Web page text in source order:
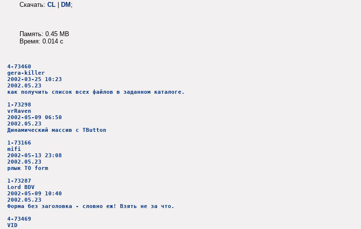
Скачать: CL | DM;
Память: 0.45 MB
Время: 0.014 c
4-73460
gera-killer
2002-03-25 10:23
2002.05.23
как получить список всех файлов в заданном каталоге.
1-73298
vrRaven
2002-05-09 06:50
2002.05.23
Динамический массив с TButton
1-73166
mifi
2002-05-13 23:08
2002.05.23
рлык TO form
1-73287
Lord BDV
2002-05-09 10:40
2002.05.23
Форма без заголовка - словно еж! Взять не за что.
4-73469
VID